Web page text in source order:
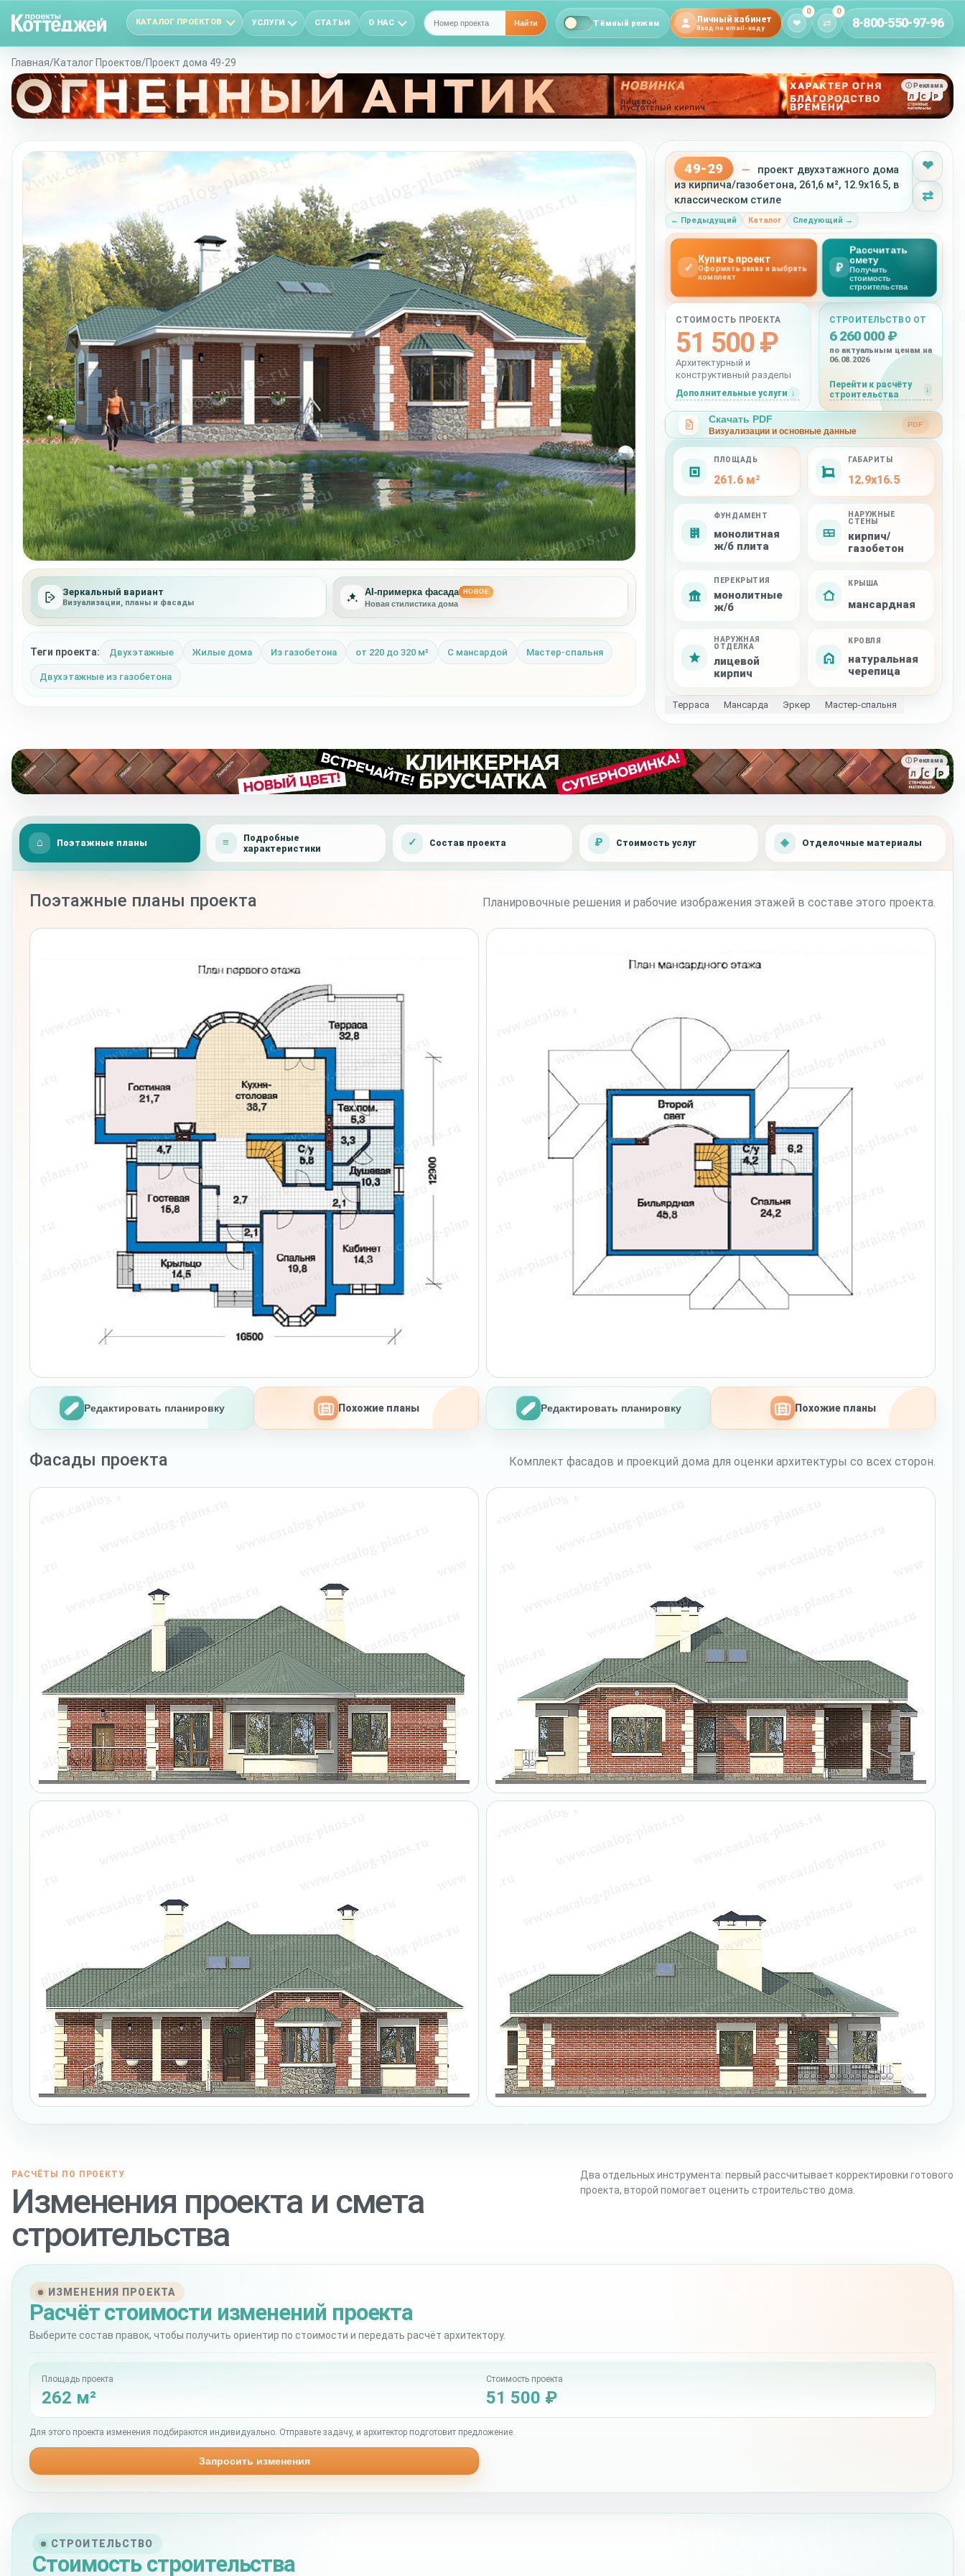
КАТАЛОГ ПРОЕКТОВ УСЛУГИ СТАТЬИ О НАС Найти Тёмный режим Личный кабинет
Вход по email-коду ❤
0
⇄
0
8-800-550-97-96
Главная/Каталог Проектов/Проект дома 49-29
ⓘ Реклама
Зеркальный вариант
Визуализации, планы и фасады
AI-примерка фасада НОВОЕ
Новая стилистика дома
Теги проекта: Двухэтажные Жилые дома Из газобетона от 220 до 320 м² С мансардой Мастер-спальня
Двухэтажные из газобетона
49-29 —
проект двухэтажного дома
из кирпича/газобетона, 261,6 м², 12.9x16.5, в
классическом стиле
← Предыдущий Каталог Следующий →
❤
⇄
ПЛОЩАДЬ
261.6 м²
ГАБАРИТЫ
12.9x16.5
ФУНДАМЕНТ
монолитная
ж/б плита
НАРУЖНЫЕ
СТЕНЫ
кирпич/
газобетон
ПЕРЕКРЫТИЯ
монолитные
ж/б
КРЫША
мансардная
НАРУЖНАЯ
ОТДЕЛКА
лицевой
кирпич
КРОВЛЯ
натуральная
черепица
Терраса Мансарда Эркер Мастер-спальня
СТОИМОСТЬ ПРОЕКТА
51 500 ₽
Архитектурный и
конструктивный разделы
Дополнительные услуги
СТРОИТЕЛЬСТВО ОТ
6 260 000 ₽
по актуальным ценам на
06.08.2026
Перейти к расчёту
строительства
✓
Купить проект
Оформить заказ и выбрать
комплект
₽
Рассчитать
смету
Получить
стоимость
строительства
Скачать PDF
Визуализации и основные данные
PDF
ⓘ Реклама
Поэтажные планы
Подробные
характеристики
Состав проекта Стоимость услуг Отделочные материалы
Поэтажные планы проекта Планировочные решения и рабочие изображения этажей в составе этого проекта.
Редактировать планировку Похожие планы Редактировать планировку Похожие планы
Фасады проекта Комплект фасадов и проекций дома для оценки архитектуры со всех сторон.
РАСЧЁТЫ ПО ПРОЕКТУ
Изменения проекта и смета
строительства
Два отдельных инструмента: первый рассчитывает корректировки готового
проекта, второй помогает оценить строительство дома.
СТРОИТЕЛЬСТВО
Стоимость строительства
ИЗМЕНЕНИЯ ПРОЕКТА
Расчёт стоимости изменений проекта
Выберите состав правок, чтобы получить ориентир по стоимости и передать расчёт архитектору.
Площадь проекта
262 м²
Стоимость проекта
51 500 ₽
Для этого проекта изменения подбираются индивидуально. Отправьте задачу, и архитектор подготовит предложение.
Запросить изменения